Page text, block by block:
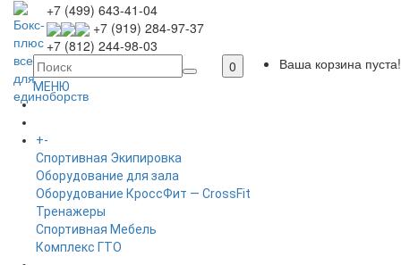
+7 (499) 643-41-04
+7 (919) 284-97-37
+7 (812) 244-98-03
0
Ваша корзина пуста!
МЕНЮ
ГЛАВНАЯ
+-
Спортивная Экипировка
Оборудование для зала
Оборудование КроссФит — CrossFit
Тренажеры
Спортивная Мебель
Комплекс ГТО